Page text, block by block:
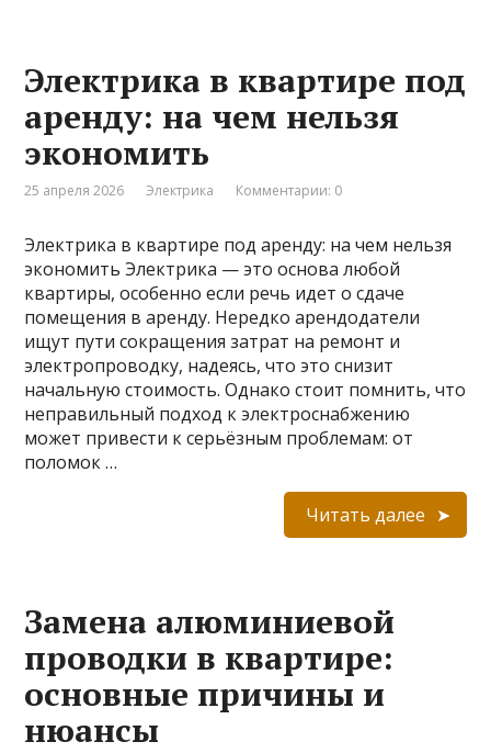
Электрика в квартире под
аренду: на чем нельзя
экономить
25 апреля 2026 Электрика Комментарии: 0
Электрика в квартире под аренду: на чем нельзя
экономить Электрика — это основа любой
квартиры, особенно если речь идет о сдаче
помещения в аренду. Нередко арендодатели
ищут пути сокращения затрат на ремонт и
электропроводку, надеясь, что это снизит
начальную стоимость. Однако стоит помнить, что
неправильный подход к электроснабжению
может привести к серьёзным проблемам: от
поломок …
Читать далее
Замена алюминиевой
проводки в квартире:
основные причины и
нюансы